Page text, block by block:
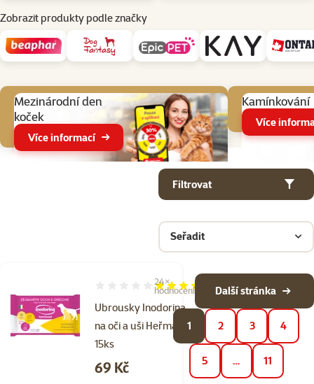
Zobrazit produkty podle značky
Mezinárodní den
koček
Více informací
Kamínkování
Více
Filtrovat
Seřadit
Produkty v kategorii Potřeby pro péči o kočku
Ubrousky Inodorina
na oči a uši Heřmánek
15ks
Hodnocení 95%, počet hodnocení: 24
24×
hodnocení
Cena
69 Kč
1 2 3 4
5 … 11
Další stránka